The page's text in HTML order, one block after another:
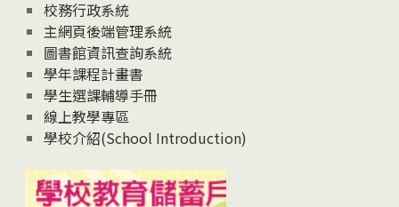
校務行政系統
主網頁後端管理系統
圖書館資訊查詢系統
學年課程計畫書
學生選課輔導手冊
線上教學專區
學校介紹(School Introduction)